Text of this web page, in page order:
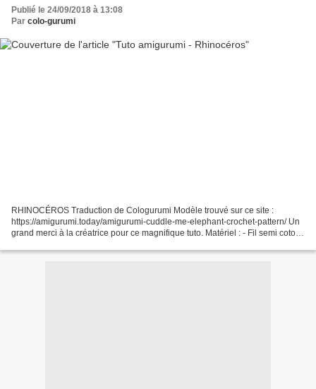
Publié le 24/09/2018 à 13:08
Par colo-gurumi
RHINOCÉROS Traduction de Cologurumi Modèle trouvé sur ce site :
https://amigurumi.today/amigurumi-cuddle-me-elephant-crochet-pattern/ Un
grand merci à la créatrice pour ce magnifique tuto. Matériel : - Fil semi coton